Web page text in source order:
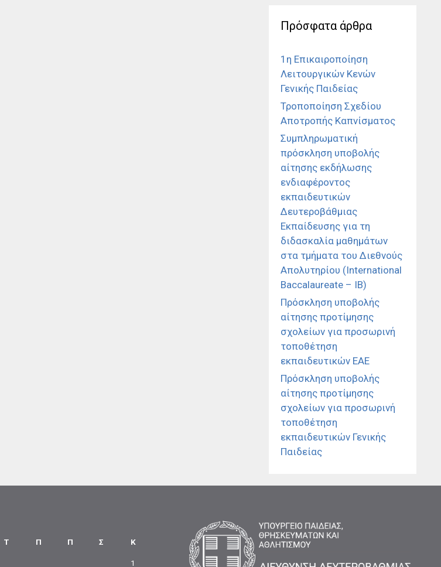
Πρόσφατα άρθρα
1η Επικαιροποίηση
Λειτουργικών Κενών
Γενικής Παιδείας
Τροποποίηση Σχεδίου
Αποτροπής Καπνίσματος
Συμπληρωματική
πρόσκληση υποβολής
αίτησης εκδήλωσης
ενδιαφέροντος
εκπαιδευτικών
Δευτεροβάθμιας
Εκπαίδευσης για τη
διδασκαλία μαθημάτων
στα τμήματα του Διεθνούς
Απολυτηρίου (International
Baccalaureate – IB)
Πρόσκληση υποβολής
αίτησης προτίμησης
σχολείων για προσωρινή
τοποθέτηση
εκπαιδευτικών ΕΑΕ
Πρόσκληση υποβολής
αίτησης προτίμησης
σχολείων για προσωρινή
τοποθέτηση
εκπαιδευτικών Γενικής
Παιδείας
Τ Π Π Σ Κ
1